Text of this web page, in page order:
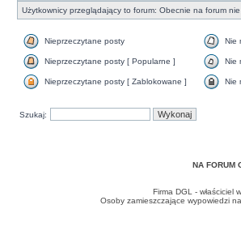
Użytkownicy przeglądający to forum: Obecnie na forum
Nieprzeczytane posty Nie
Nieprzeczytane posty [ Popularne ] Nie
Nieprzeczytane posty [ Zablokowane ] Nie
Szukaj:
NA FORUM
Firma DGL - właściciel
Osoby zamieszczające wypowiedzi